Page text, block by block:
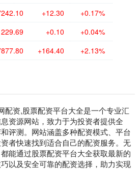
+12.30 +0.17%
229.69 +0.10 +0.04%
+164.40 +2.13%
配资,股票配资平台大全是一个专业汇
资源网站，致力于为投资者提供全
评测。网站涵盖多种配资模式、平台
者快速找到适合自己的配资服务。无
能通过股票配资平台大全获取最新的
以及安全可靠的配资选择，助力实现